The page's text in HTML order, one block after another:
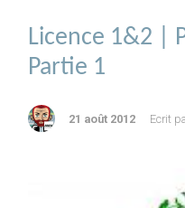
Licence 1&2 |
Partie 1
21 août 2012 Ecrit